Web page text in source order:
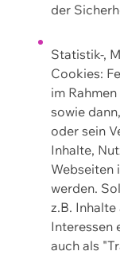
der
Statistik-,
Cookies:
im
sowie
oder sein
Inhalte,
Webseiten
werden.
z.B.
Interessen
auch als